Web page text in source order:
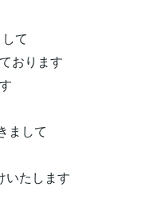
て
おります
まして
いたします